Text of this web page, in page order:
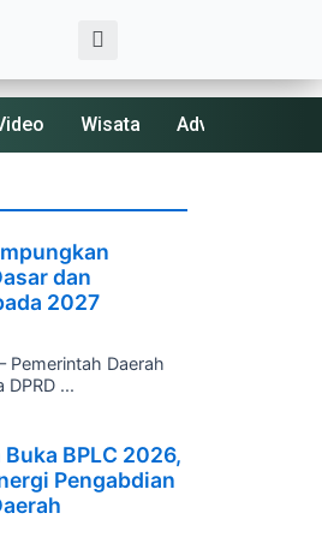
Search
Wisata Advertorial
dan
2027
Pemerintah Daerah
...
BPLC 2026,
Pengabdian